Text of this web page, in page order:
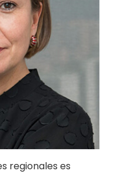
regionales es